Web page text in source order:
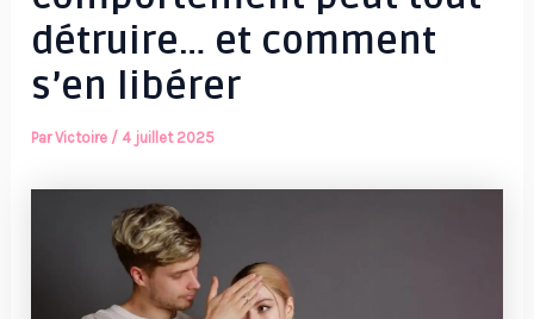
détruire… et comment
s’en libérer
ParVictoire / 4 juillet 2025